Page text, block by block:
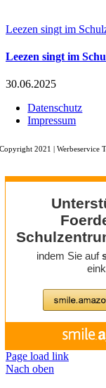
Leezen singt im
Leezen singt im
30.06.2025
Datenschutz
Impressum
Copyright 2021 |Werbeservice
Page load link
Nach oben